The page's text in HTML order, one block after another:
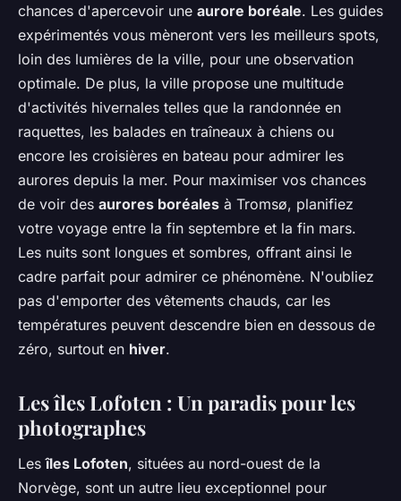
chances d'apercevoir une aurore boréale. Les guides
expérimentés vous mèneront vers les meilleurs spots,
loin des lumières de la ville, pour une observation
optimale. De plus, la ville propose une multitude
d'activités hivernales telles que la randonnée en
raquettes, les balades en traîneaux à chiens ou
encore les croisières en bateau pour admirer les
aurores depuis la mer. Pour maximiser vos chances
de voir des aurores boréales à Tromsø, planifiez
votre voyage entre la fin septembre et la fin mars.
Les nuits sont longues et sombres, offrant ainsi le
cadre parfait pour admirer ce phénomène. N'oubliez
pas d'emporter des vêtements chauds, car les
températures peuvent descendre bien en dessous de
zéro, surtout en hiver.
Les îles Lofoten : Un paradis pour les
photographes
Lesîles Lofoten, situées au nord-ouest de la
Norvège, sont un autre lieu exceptionnel pour